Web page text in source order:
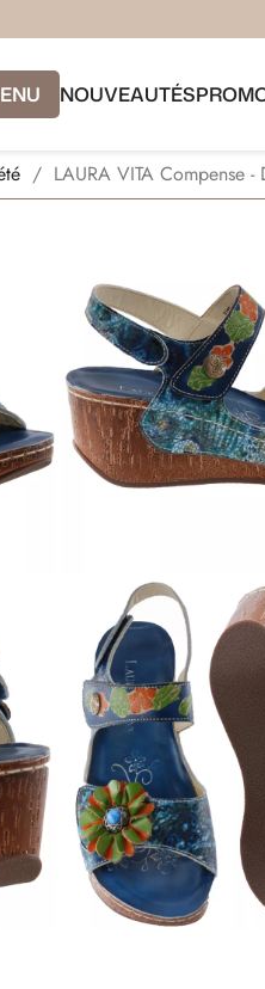
NOUVEAUTÉS
LAURA VITA Compense -